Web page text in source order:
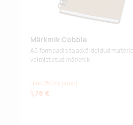
Märkmik Cobble
A6 formaadis taaskäideldud
valmistatud märkmik.
Hind 250 tk puhul
1,78 €